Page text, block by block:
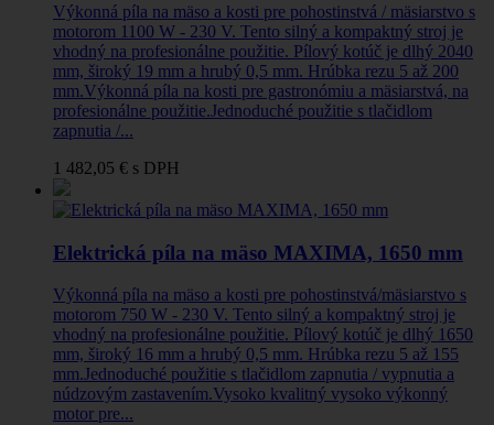
Výkonná píla na mäso a kosti pre pohostinstvá / mäsiarstvo s
motorom 1100 W - 230 V. Tento silný a kompaktný stroj je
vhodný na profesionálne použitie. Pílový kotúč je dlhý 2040
mm, široký 19 mm a hrubý 0,5 mm. Hrúbka rezu 5 až 200
mm.Výkonná píla na kosti pre gastronómiu a mäsiarstvá, na
profesionálne použitie.Jednoduché použitie s tlačidlom
zapnutia /...
1 482,05 € s DPH
Elektrická píla na mäso MAXIMA, 1650 mm
Výkonná píla na mäso a kosti pre pohostinstvá/mäsiarstvo s
motorom 750 W - 230 V. Tento silný a kompaktný stroj je
vhodný na profesionálne použitie. Pílový kotúč je dlhý 1650
mm, široký 16 mm a hrubý 0,5 mm. Hrúbka rezu 5 až 155
mm.Jednoduché použitie s tlačidlom zapnutia / vypnutia a
núdzovým zastavením.Vysoko kvalitný vysoko výkonný
motor pre...